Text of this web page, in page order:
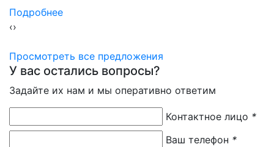
Подробнее
‹›
Просмотреть все предложения
У вас остались вопросы?
Задайте их нам и мы оперативно ответим
Контактное лицо *
Ваш телефон *